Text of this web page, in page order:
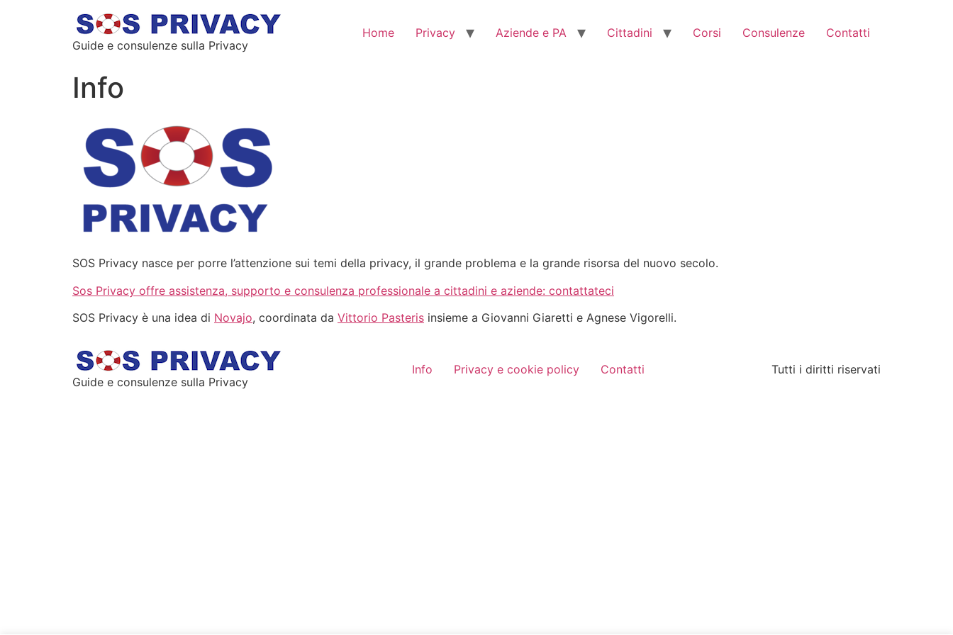
Guide e consulenze sulla Privacy
Home Privacy Aziende e PA Cittadini Corsi Consulenze Contatti
Info
SOS Privacy nasce per porre l’attenzione sui temi della privacy, il grande problema e la grande risorsa del nuovo secolo.
Sos Privacy offre assistenza, supporto e consulenza professionale a cittadini e aziende: contattateci
SOS Privacy è una idea di Novajo, coordinata da Vittorio Pasteris insieme a Giovanni Giaretti e Agnese Vigorelli.
Guide e consulenze sulla Privacy
Info Privacy e cookie policy Contatti Tutti i diritti riservati